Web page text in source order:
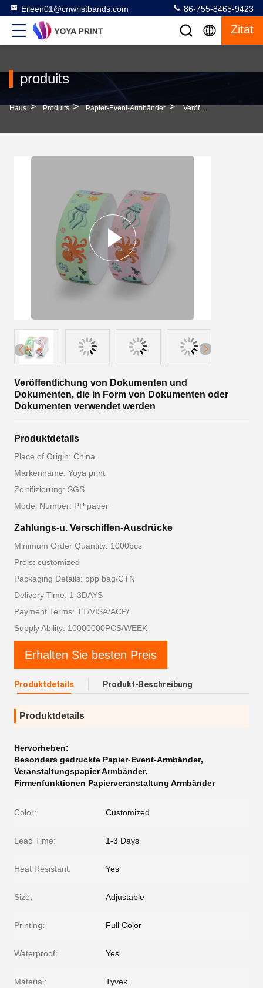
Eileen01@cnwristbands.com 86-755-8465-9423
Zitat
produits
Haus > Produits > Papier-Event-Armbänder > Veröffentlichung Von Dokumenten Und Dokumenten, Die In Form Von Dokumenten Oder Dokumenten Verwendet Werden
Veröffentlichung von Dokumenten und
Dokumenten, die in Form von Dokumenten oder
Dokumenten verwendet werden
Produktdetails
Place of Origin: China
Markenname: Yoya print
Zertifizierung: SGS
Model Number: PP paper
Zahlungs-u. Verschiffen-Ausdrücke
Minimum Order Quantity: 1000pcs
Preis: customized
Packaging Details: opp bag/CTN
Delivery Time: 1-3DAYS
Payment Terms: TT/VISA/ACP/
Supply Ability: 10000000PCS/WEEK
Erhalten Sie besten Preis
Produktdetails Produkt-Beschreibung
Produktdetails
Hervorheben:
Besonders gedruckte Papier-Event-Armbänder,
Veranstaltungspapier Armbänder,
Firmenfunktionen Papierveranstaltung Armbänder
Color: Customized
Lead Time: 1-3 Days
Heat Resistant: Yes
Size: Adjustable
Printing: Full Color
Waterproof: Yes
Material: Tyvek